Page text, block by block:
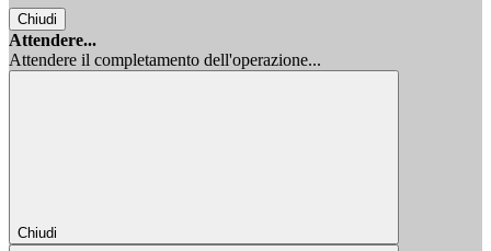
Chiudi
Attendere...
Attendere il completamento dell'operazione...
Chiudi